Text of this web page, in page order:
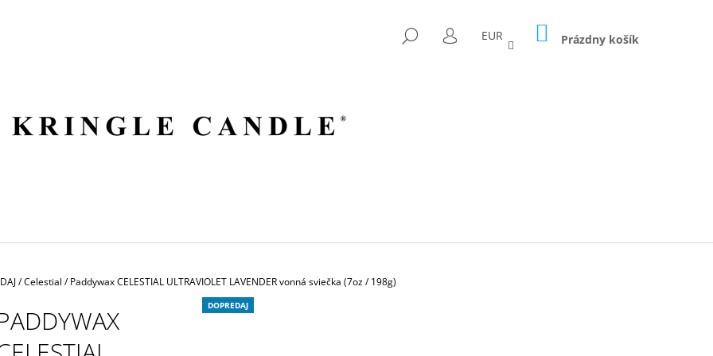
HĽADAŤ
PRIHLÁSENIE
EUR NÁKUPNÝ
KOŠÍK
Prázdny košík
/Celestial / Paddywax CELESTIAL ULTRAVIOLET LAVENDER vonná sviečka (7oz / 198g)
DOPREDAJ
HERMANOS APOTHECARY